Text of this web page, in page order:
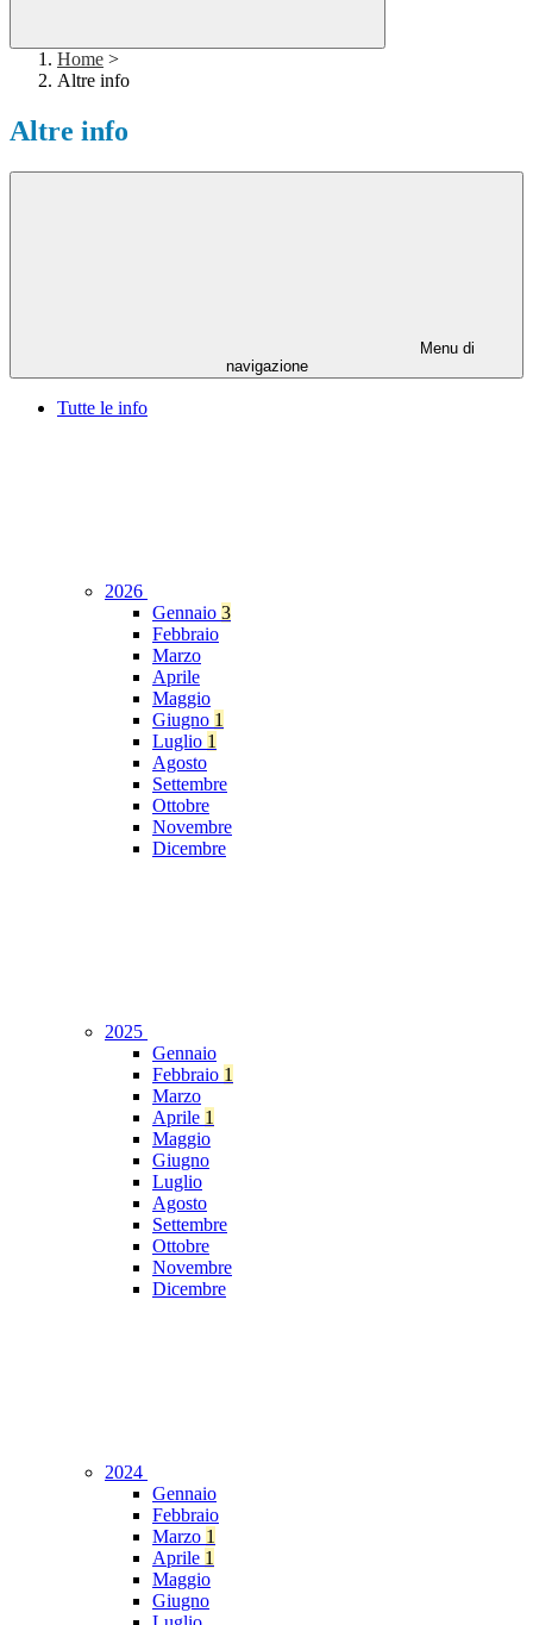
Home >
Altre info
Altre info
Menu di
navigazione
Tutte le info
2026
Gennaio 3
Febbraio
Marzo
Aprile
Maggio
Giugno 1
Luglio 1
Agosto
Settembre
Ottobre
Novembre
Dicembre
2025
Gennaio
Febbraio 1
Marzo
Aprile 1
Maggio
Giugno
Luglio
Agosto
Settembre
Ottobre
Novembre
Dicembre
2024
Gennaio
Febbraio
Marzo 1
Aprile 1
Maggio
Giugno